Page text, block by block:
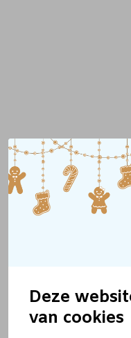
Deze
van cookies